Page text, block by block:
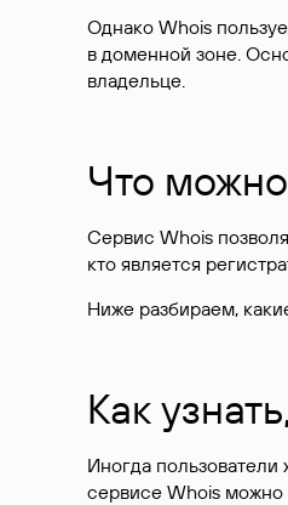
Однако Whois
в доменной зоне.
владельце.
Что
Сервис Whois
кто является
Ниже разбираем,
Как
Иногда
сервисе Whois можно